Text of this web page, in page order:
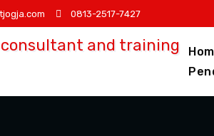
0813-2517-7427